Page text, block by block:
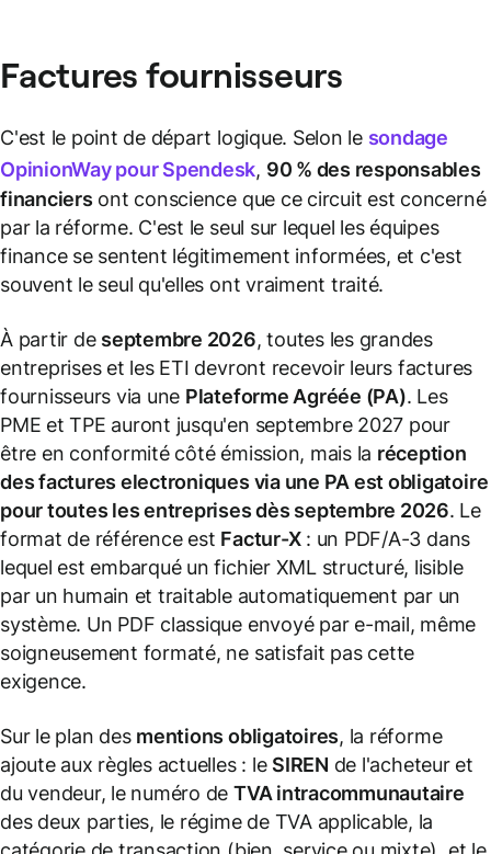
Factures fournisseurs
C'est le point de départ logique. Selon le sondage
OpinionWay pour Spendesk, 90 % des responsables
financiers ont conscience que ce circuit est concerné
par la réforme. C'est le seul sur lequel les équipes
finance se sentent légitimement informées, et c'est
souvent le seul qu'elles ont vraiment traité.
À partir de septembre 2026, toutes les grandes
entreprises et les ETI devront recevoir leurs factures
fournisseurs via une Plateforme Agréée (PA). Les
PME et TPE auront jusqu'en septembre 2027 pour
être en conformité côté émission, mais la réception
des factures electroniques via une PA est obligatoire
pour toutes les entreprises dès septembre 2026. Le
format de référence est Factur-X: un PDF/A-3 dans
lequel est embarqué un fichier XML structuré, lisible
par un humain et traitable automatiquement par un
système. Un PDF classique envoyé par e-mail, même
soigneusement formaté, ne satisfait pas cette
exigence.
Sur le plan des mentions obligatoires, la réforme
ajoute aux règles actuelles : leSIREN de l'acheteur et
du vendeur, le numéro de TVA intracommunautaire
des deux parties, le régime de TVA applicable, la